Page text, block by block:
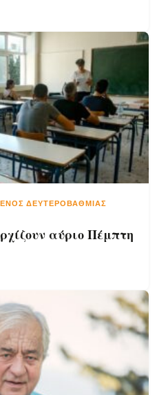
ΔΕΥΤΕΡΟΒΆΘΜΙΑΣ
αύριο Πέμπτη